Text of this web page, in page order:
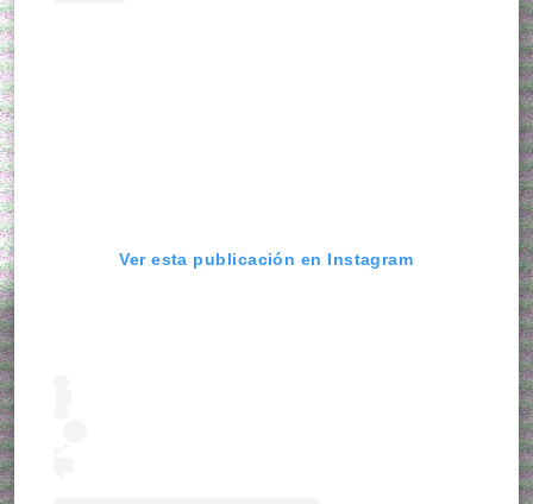
Ver esta publicación en Instagram